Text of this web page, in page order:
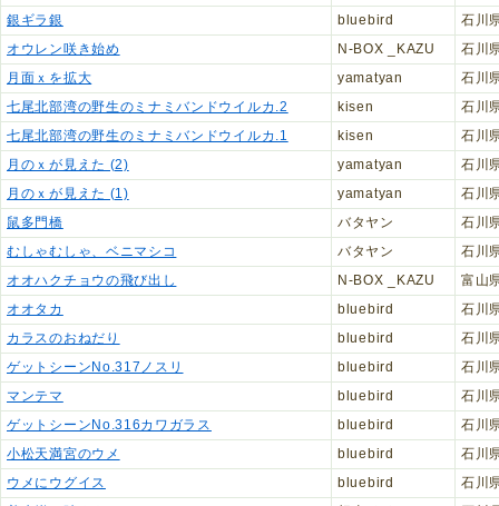
銀ギラ銀
bluebird
石川
オウレン咲き始め
N-BOX _KAZU
石川
月面ｘを拡大
yamatyan
石川
七尾北部湾の野生のミナミバンドウイルカ.2
kisen
石川
七尾北部湾の野生のミナミバンドウイルカ.1
kisen
石川
月のｘが見えた (2)
yamatyan
石川
月のｘが見えた (1)
yamatyan
石川
鼠多門橋
バタヤン
石川
むしゃむしゃ、ベニマシコ
バタヤン
石川
オオハクチョウの飛び出し
N-BOX _KAZU
富山
オオタカ
bluebird
石川
カラスのおねだり
bluebird
石川
ゲットシーンNo.317ノスリ
bluebird
石川
マンテマ
bluebird
石川
ゲットシーンNo.316カワガラス
bluebird
石川
小松天満宮のウメ
bluebird
石川
ウメにウグイス
bluebird
石川